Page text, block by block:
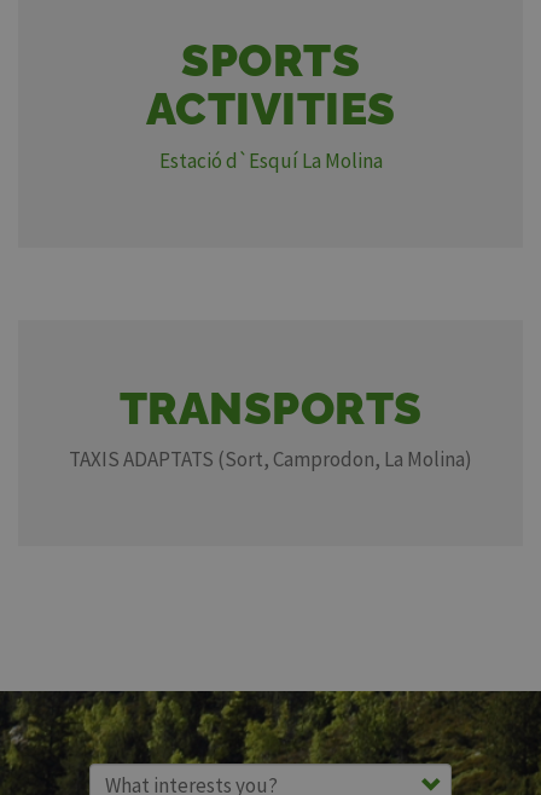
SPORTS
ACTIVITIES
Estació d`Esquí La Molina
TRANSPORTS
TAXIS ADAPTATS (Sort, Camprodon, La Molina)